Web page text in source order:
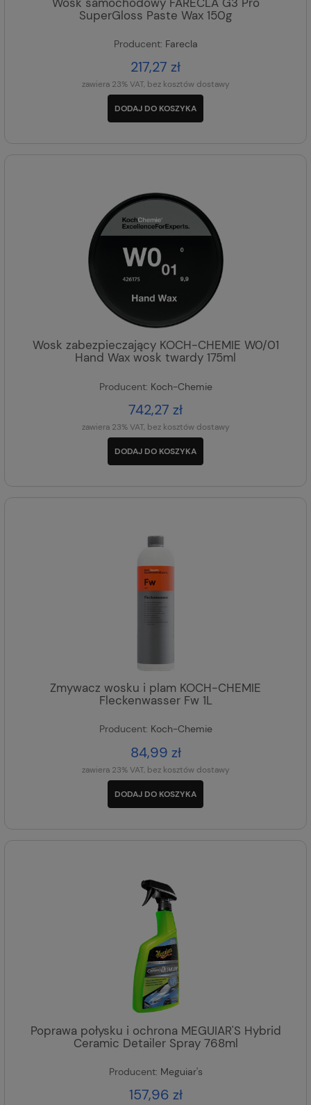
SuperGloss Paste Wax 150g
Producent: Farecla
217,27 zł
zawiera 23% VAT, bez kosztów dostawy
DODAJ DO KOSZYKA
Wosk zabezpieczający KOCH-CHEMIE W0/01
Hand Wax wosk twardy 175ml
Producent: Koch-Chemie
742,27 zł
zawiera 23% VAT, bez kosztów dostawy
DODAJ DO KOSZYKA
Zmywacz wosku i plam KOCH-CHEMIE
Fleckenwasser Fw 1L
Producent: Koch-Chemie
84,99 zł
zawiera 23% VAT, bez kosztów dostawy
DODAJ DO KOSZYKA
Poprawa połysku i ochrona MEGUIAR'S Hybrid
Ceramic Detailer Spray 768ml
Producent: Meguiar's
157,96 zł